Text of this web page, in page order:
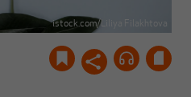
istock.com/Liliya Filakhtova